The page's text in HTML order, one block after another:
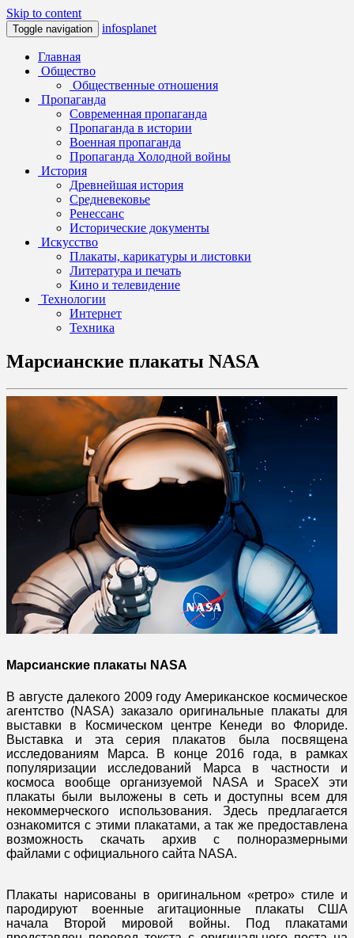
Skip to content
Toggle navigation infosplanet
Главная
Общество
Общественные отношения
Пропаганда
Современная пропаганда
Пропаганда в истории
Военная пропаганда
Пропаганда Холодной войны
История
Древнейшая история
Средневековье
Ренессанс
Исторические документы
Искусство
Плакаты, карикатуры и листовки
Литература и печать
Кино и телевидение
Технологии
Интернет
Техника
Марсианские плакаты NASA
Марсианские плакаты NASA
В августе далекого 2009 году Американское космическое
агентство (NASA) заказало оригинальные плакаты для
выставки в Космическом центре Кенеди во Флориде.
Выставка и эта серия плакатов была посвящена
исследованиям Марса. В конце 2016 года, в рамках
популяризации исследований Марса в частности и
космоса вообще организуемой NASA и SpaceX эти
плакаты были выложены в сеть и доступны всем для
некоммерческого использования. Здесь предлагается
ознакомится с этими плакатами, а так же предоставлена
возможность скачать архив с полноразмерными
файлами с официального сайта NASA.
Плакаты нарисованы в оригинальном «ретро» стиле и
пародируют военные агитационные плакаты США
начала Второй мировой войны. Под плакатами